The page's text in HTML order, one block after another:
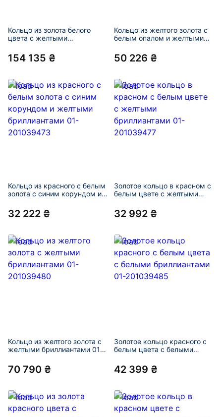
Кольцо из золота белого
цвета с желтыми
154 135 ₴
Кольцо из желтого золота с
белым опалом и желтыми
50 226 ₴
Кольцо из красного с белым
золота с синим корундом и
201039473
32 222 ₴
Золотое кольцо в красном с
белым цвете с желтыми
32 992 ₴
Кольцо из желтого золота с
желтыми бриллиантами 01-
70 790 ₴
Золотое кольцо красного с
белым цвета с белыми
42 399 ₴